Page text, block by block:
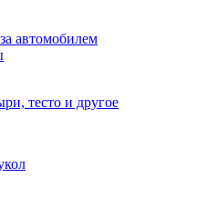
автомобилем
тесто и другое